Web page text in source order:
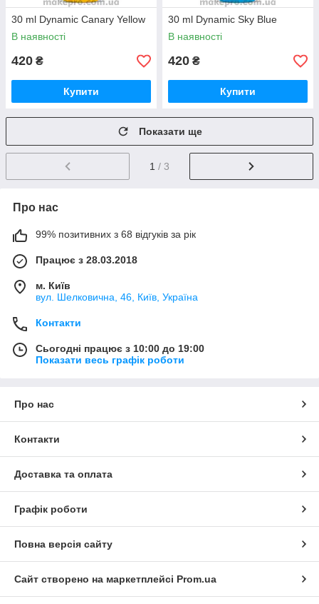
30 ml Dynamic Canary Yellow
В наявності
420 ₴
Купити
30 ml Dynamic Sky Blue
В наявності
420 ₴
Купити
Показати ще
1 / 3
Про нас
99% позитивних з 68 відгуків за рік
Працює з 28.03.2018
м. Київ
вул. Шелковична, 46, Київ, Україна
Контакти
Сьогодні працює з 10:00 до 19:00
Показати весь графік роботи
Про нас
Контакти
Доставка та оплата
Графік роботи
Повна версія сайту
Сайт створено на маркетплейсі Prom.ua